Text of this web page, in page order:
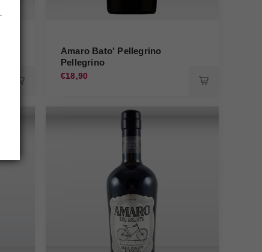
Amaro Bato' Pellegrino
Pellegrino
€18,90